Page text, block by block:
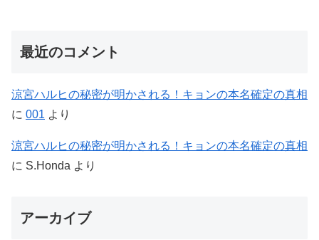
最近のコメント
涼宮ハルヒの秘密が明かされる！キョンの本名確定の真相
に 001 より
涼宮ハルヒの秘密が明かされる！キョンの本名確定の真相
に S.Honda より
アーカイブ